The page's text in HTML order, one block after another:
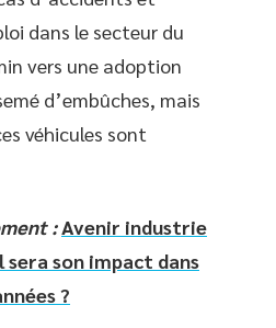
dans le secteur du
vers une adoption
d’embûches, mais
véhicules sont
: Avenir industrie
sera son impact dans
?